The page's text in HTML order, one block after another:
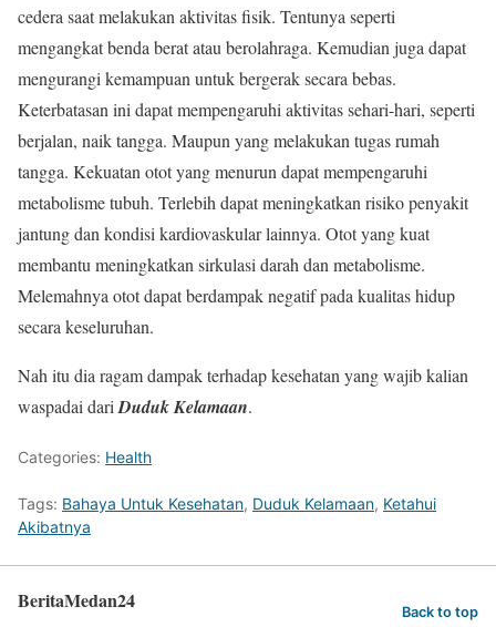
cedera saat melakukan aktivitas fisik. Tentunya seperti
mengangkat benda berat atau berolahraga. Kemudian juga dapat
mengurangi kemampuan untuk bergerak secara bebas.
Keterbatasan ini dapat mempengaruhi aktivitas sehari-hari, seperti
berjalan, naik tangga. Maupun yang melakukan tugas rumah
tangga. Kekuatan otot yang menurun dapat mempengaruhi
metabolisme tubuh. Terlebih dapat meningkatkan risiko penyakit
jantung dan kondisi kardiovaskular lainnya. Otot yang kuat
membantu meningkatkan sirkulasi darah dan metabolisme.
Melemahnya otot dapat berdampak negatif pada kualitas hidup
secara keseluruhan.
Nah itu dia ragam dampak terhadap kesehatan yang wajib kalian
waspadai dari Duduk Kelamaan.
Categories: Health
Tags: Bahaya Untuk Kesehatan, Duduk Kelamaan, Ketahui
Akibatnya
BeritaMedan24 Back to top